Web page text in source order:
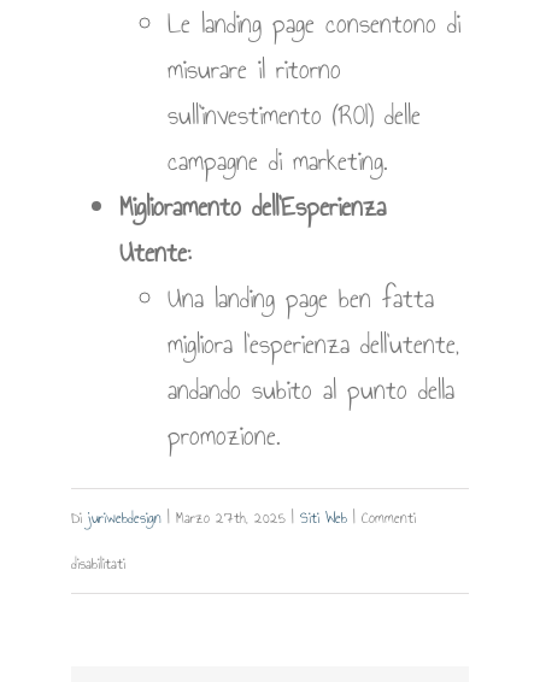
Le landing page consentono di
misurare il ritorno
sull’investimento (ROI) delle
campagne di marketing.
Miglioramento dell’Esperienza
Utente:
Una landing page ben fatta
migliora l’esperienza dell’utente,
andando subito al punto della
promozione.
Dijuriwebdesign | Marzo 27th, 2025 | Siti Web | Commenti
disabilitatisu